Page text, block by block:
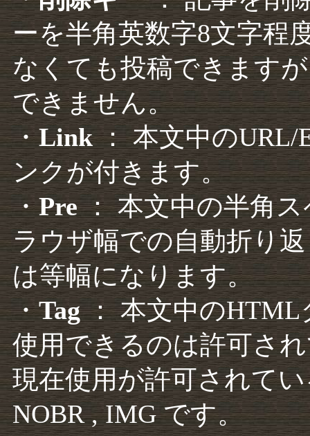
ーを半角英数字8文字程
なくても投稿できます
できません。
・Link： 本文中のURL/
ンクが付きます。
・Pre： 本文中の半角
ラウザ幅での自動折り
は等幅になります。
・Tag： 本文中のHTML
使用できるのは許可さ
現在使用が許可されて
NOBR , IMG です。